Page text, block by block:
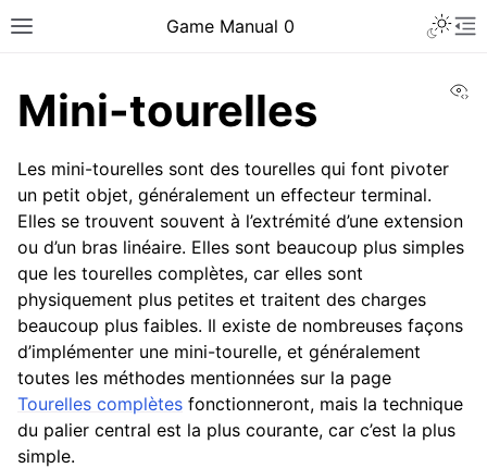
Toggle site navigation sidebar
Game Manual 0
navigation of Être une équipe
Mini-tourelles
Les mini-tourelles sont des tourelles qui font pivoter
un petit objet, généralement un effecteur terminal.
Elles se trouvent souvent à l’extrémité d’une extension
ou d’un bras linéaire. Elles sont beaucoup plus simples
que les tourelles complètes, car elles sont
physiquement plus petites et traitent des charges
beaucoup plus faibles. Il existe de nombreuses façons
d’implémenter une mini-tourelle, et généralement
toutes les méthodes mentionnées sur la page
Tourelles complètes fonctionneront, mais la technique
du palier central est la plus courante, car c’est la plus
simple.